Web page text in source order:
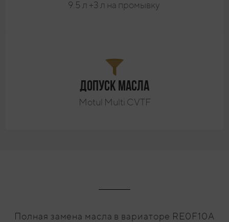
9.5 л +3 л на промывку
Допуск масла
Motul Multi CVTF
Полная замена масла в вариаторе RE0F10A